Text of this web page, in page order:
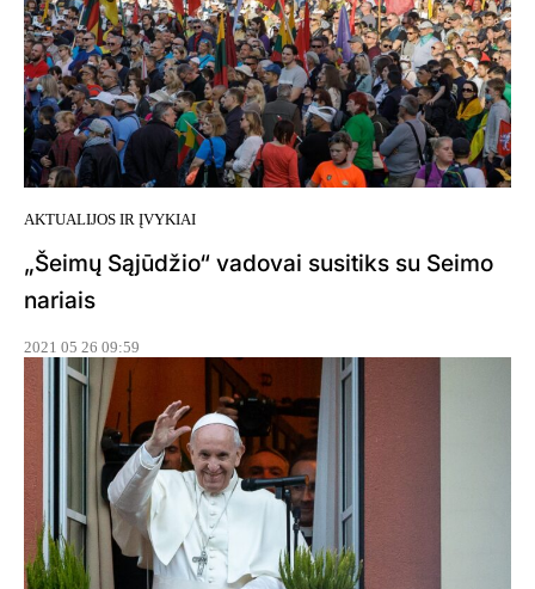
AKTUALIJOS IR ĮVYKIAI
„Šeimų Sąjūdžio“ vadovai susitiks su Seimo
nariais
2021 05 26 09:59